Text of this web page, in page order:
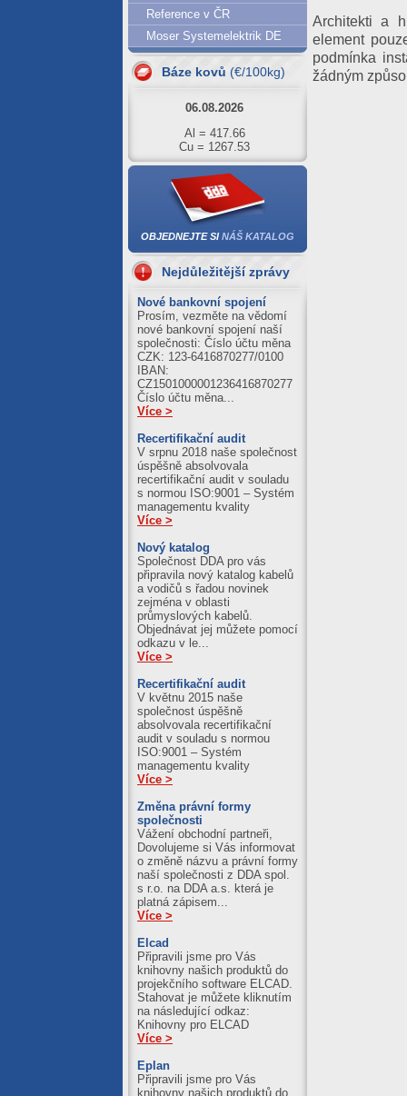
Architekti a
element
podmínka
žádným
Reference v ČR
Moser Systemelektrik DE
Báze kovů (€/100kg)
07.08.2026
Al = 420.61
Cu = 1293.63
Cu = 1267.53
05.08.2026
Al = 422.01
Cu = 1273.71
04.08.2026
Al = 420.89
Cu = 1250.39
Al = 411.21
Cu = 1245.59
OBJEDNEJTE SINÁŠ KATALOG
Nejdůležitější zprávy
Nové bankovní spojení
Prosím, vezměte na vědomí
nové bankovní spojení naší
společnosti: Číslo účtu měna
CZK: 123-6416870277/0100
IBAN:
CZ1501000001236416870277
Číslo účtu měna...
Více >
Recertifikační audit
V srpnu 2018 naše společnost
úspěšně absolvovala
recertifikační audit v souladu
s normou ISO:9001 – Systém
managementu kvality
Více >
Nový katalog
Společnost DDA pro vás
připravila nový katalog kabelů
a vodičů s řadou novinek
zejména v oblasti
průmyslových kabelů.
Objednávat jej můžete pomocí
odkazu v le...
Více >
Recertifikační audit
V květnu 2015 naše
společnost úspěšně
absolvovala recertifikační
audit v souladu s normou
ISO:9001 – Systém
managementu kvality
Více >
Změna právní formy
společnosti
Vážení obchodní partneři,
Dovolujeme si Vás informovat
o změně názvu a právní formy
naší společnosti z DDA spol.
s r.o. na DDA a.s. která je
platná zápisem...
Více >
Elcad
Připravili jsme pro Vás
knihovny našich produktů do
projekčního software ELCAD.
Stahovat je můžete kliknutím
na následující odkaz:
Knihovny pro ELCAD
Více >
Eplan
Připravili jsme pro Vás
knihovny našich produktů do